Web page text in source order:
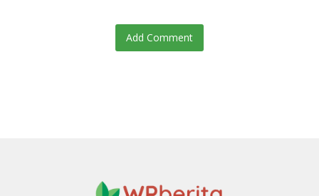
Add Comment